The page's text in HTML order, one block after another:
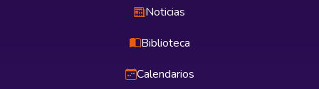
Noticias
Biblioteca
Calendarios